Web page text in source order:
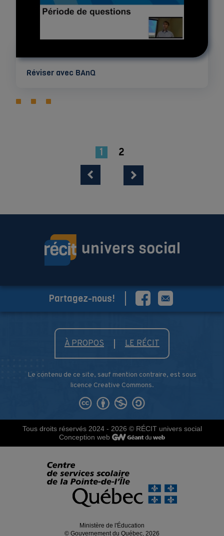
Réviser avec BAnQ
1 2
À PROPOS LE RÉCIT
Le contenu de ce site, sauf mention contraire, est sous
licence Creative Commons.
Partagez-nous!
Tous droits réservés 2024 - 2026 © RÉCIT univers social
Conception web
Ministère de l'Éducation
© Gouvernement du Québec, 2026